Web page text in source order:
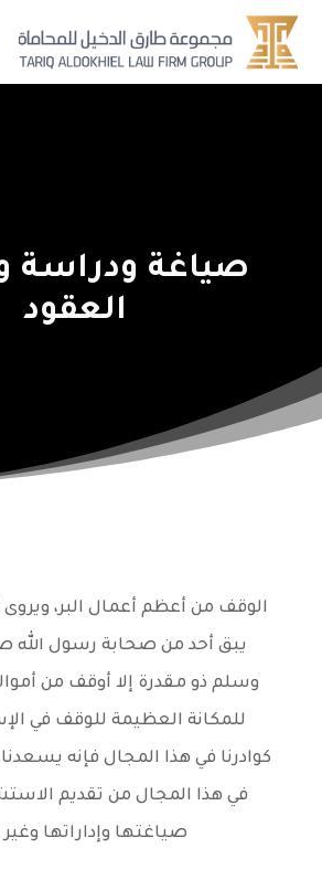
صياغة ودراسة
العقود
الوقف من أعظم أعمال البر، ويروى
يبق أحد من صحابة رسول الله
وسلم ذو مقدرة إلا أوقف من
للمكانة العظيمة للوقف في
كوادرنا في هذا المجال فإنه
في هذا المجال من تقديم
صياغتها وإداراتها